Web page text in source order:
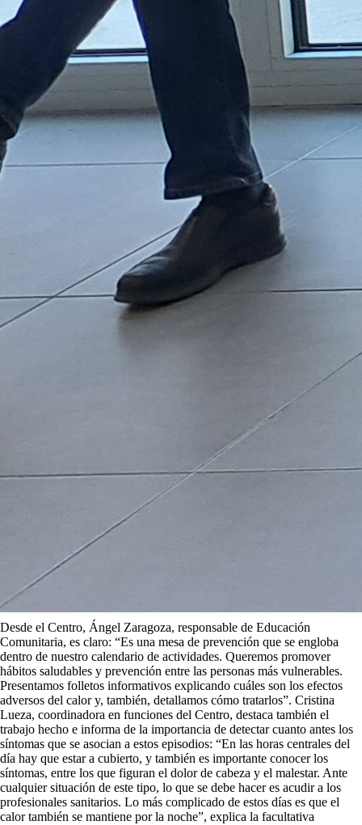
Desde el Centro, Ángel Zaragoza, responsable de Educación
Comunitaria, es claro: “Es una mesa de prevención que se engloba
dentro de nuestro calendario de actividades. Queremos promover
hábitos saludables y prevención entre las personas más vulnerables.
Presentamos folletos informativos explicando cuáles son los efectos
adversos del calor y, también, detallamos cómo tratarlos”. Cristina
Lueza, coordinadora en funciones del Centro, destaca también el
trabajo hecho e informa de la importancia de detectar cuanto antes los
síntomas que se asocian a estos episodios: “En las horas centrales del
día hay que estar a cubierto, y también es importante conocer los
síntomas, entre los que figuran el dolor de cabeza y el malestar. Ante
cualquier situación de este tipo, lo que se debe hacer es acudir a los
profesionales sanitarios. Lo más complicado de estos días es que el
calor también se mantiene por la noche”, explica la facultativa